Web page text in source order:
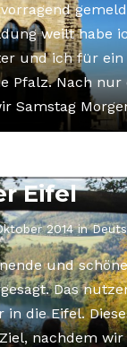
weilt habe
und ich für ein
Pfalz. Nach nur
Samstag
Eifel
2014 in
und
Das
in die Eifel.
nachdem